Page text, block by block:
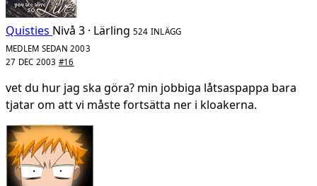
Quisties Nivå 3 · Lärling 524 INLÄGG
MEDLEM SEDAN 2003
27 DEC 2003 #16
vet du hur jag ska göra? min jobbiga låtsaspappa bara
tjatar om att vi måste fortsätta ner i kloakerna.